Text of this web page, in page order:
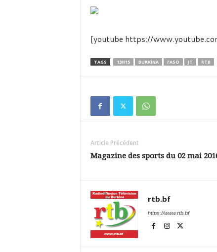
d
k
[youtube https://
TAGS 13H15 BURKINA FASO JT RTB
Article Précédent
Magazine des sports du 02 mai
rtb.bf
https://www.rtb.bf